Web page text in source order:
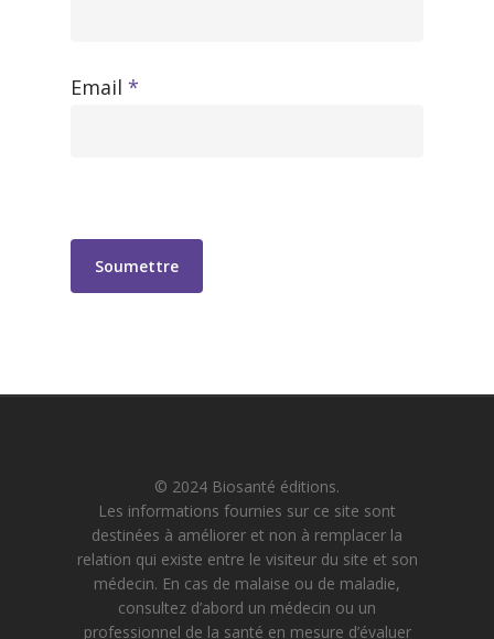
Email *
© 2024 Biosanté éditions.
Les informations fournies sur ce site sont
destinées à améliorer et non à remplacer la
relation qui existe entre le visiteur du site et son
médecin. En cas de malaise ou de maladie,
consultez d’abord un médecin ou un
professionnel de la santé en mesure d’évaluer